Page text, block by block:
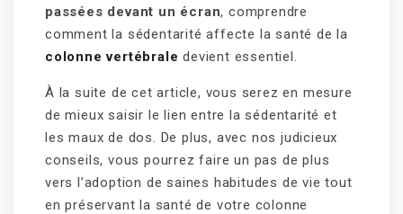
passées devant un écran, comprendre
comment la sédentarité affecte la santé de la
colonne vertébrale devient essentiel.
À la suite de cet article, vous serez en mesure
de mieux saisir le lien entre la sédentarité et
les maux de dos. De plus, avec nos judicieux
conseils, vous pourrez faire un pas de plus
vers l’adoption de saines habitudes de vie tout
en préservant la santé de votre colonne